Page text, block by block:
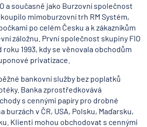
a současně jako Burzovní společnost
koupilo mimoburzovní trh RM Systém,
po celém Česku a k zákazníkům
záložnu. První společnost skupiny FIO
1993, kdy se věnovala obchodům
privatizace.
bankovní služby bez poplatků
Banka zprostředkovává
s cennými papíry pro drobné
burzách v ČR, USA, Polsku, Maďarsku,
Klienti mohou obchodovat s cennými